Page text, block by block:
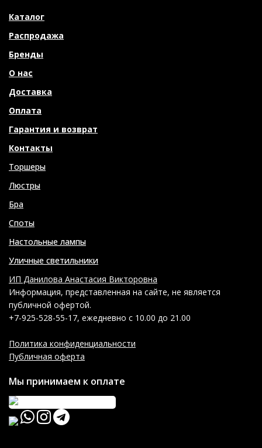
Каталог
Распродажа
Бренды
О нас
Доставка
Оплата
Гарантия и возврат
Контакты
Торшеры
Люстры
Бра
Споты
Настольные лампы
Уличные светильники
ИП Данилова Анастасия Викторовна
Информация, представленная на сайте, не является
публичной офертой.
+7-925-528-55-17, ежедневно с 10.00 до 21.00
Политика конфиденциальности
Публичная оферта
Мы принимаем к оплате